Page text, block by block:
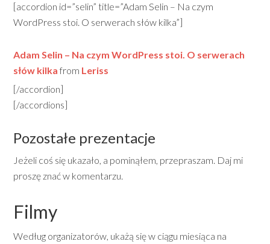
[accordion id=”selin” title=”Adam Selin – Na czym
WordPress stoi. O serwerach słów kilka”]
Adam Selin – Na czym WordPress stoi. O serwerach
słów kilka from Leriss
[/accordion]
[/accordions]
Pozostałe prezentacje
Jeżeli coś się ukazało, a pominąłem, przepraszam. Daj mi
proszę znać w komentarzu.
Filmy
Według organizatorów, ukażą się w ciągu miesiąca na